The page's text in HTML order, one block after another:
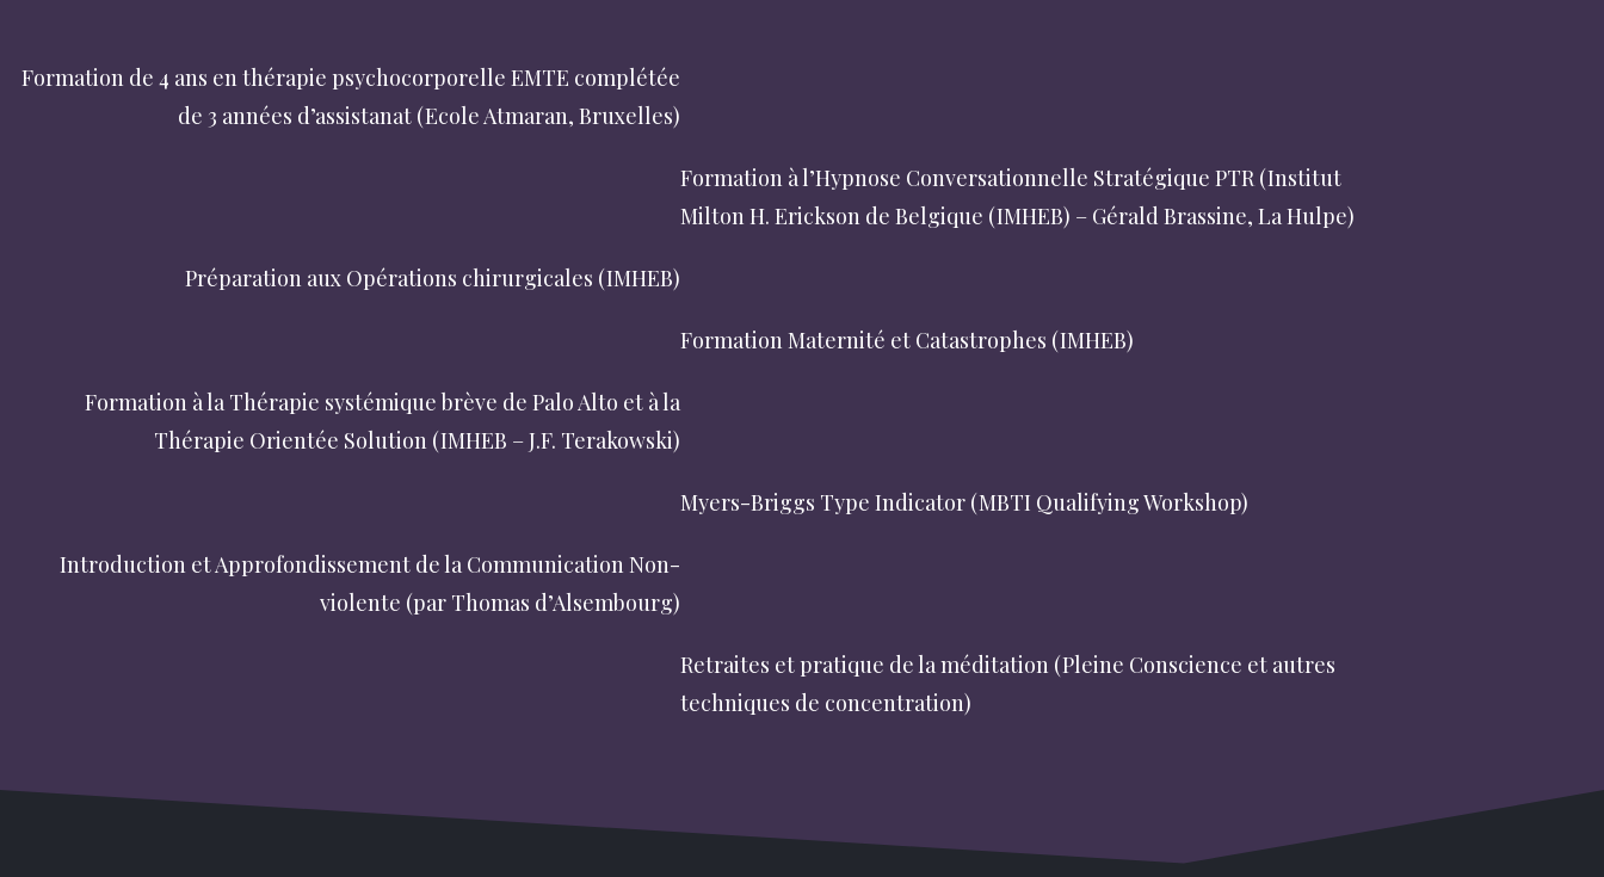
Formation de 4 ans en thérapie psychocorporelle EMTE complétée
de 3 années d’assistanat (Ecole Atmaran, Bruxelles)
Formation à l’Hypnose Conversationnelle Stratégique PTR (Institut
Milton H. Erickson de Belgique (IMHEB) – Gérald Brassine, La Hulpe)
Préparation aux Opérations chirurgicales (IMHEB)
Formation Maternité et Catastrophes (IMHEB)
Formation à la Thérapie systémique brève de Palo Alto et à la
Thérapie Orientée Solution (IMHEB – J.F. Terakowski)
Myers-Briggs Type Indicator (MBTI Qualifying Workshop)
Introduction et Approfondissement de la Communication Non-
violente (par Thomas d’Alsembourg)
Retraites et pratique de la méditation (Pleine Conscience et autres
techniques de concentration)